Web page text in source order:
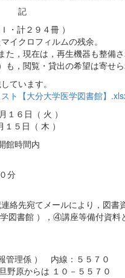
・計２９４冊 ）
イクロフィルムの残余。
，現在は，再生機器も整備さ
，閲覧・貸出の希望は寄せら
ています。
【大分大学医学図書館】
６日（ 火 ）
（ 木 ）
館時間内
分
絡先宛てメールにより，図
図書館 ），④講座等備付資
管理係 ） 内線：５５７０
野原からは １０－５５７０